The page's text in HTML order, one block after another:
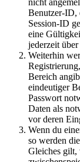
Benutzer-ID,
Session-ID
eine
jederzeit
Weiterhin
Bereich
eindeutiger
Passwort
Daten als
vor deren
Wenn du
so werden
Gleiches gilt,